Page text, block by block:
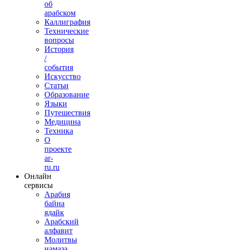
об
арабском
Каллиграфия
Технические
вопросы
История
/
события
Искусство
Статьи
Образование
Языки
Путешествия
Медицина
Техника
О
проекте
ar-
ru.ru
Онлайн
сервисы
Арабия
байна
ядайк
Арабский
алфавит
Молитвы